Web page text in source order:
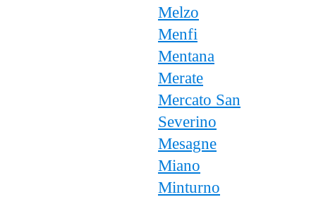
Melzo
Menfi
Mentana
Merate
Mercato San
Severino
Mesagne
Miano
Minturno